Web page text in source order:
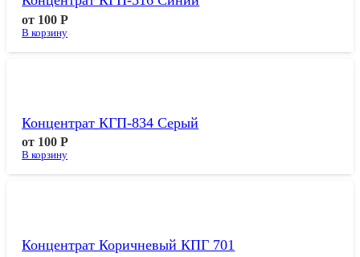
от 100Р
В корзину
Концентрат КГП-834 Серый
от 100Р
В корзину
Концентрат Коричневый КПГ 701